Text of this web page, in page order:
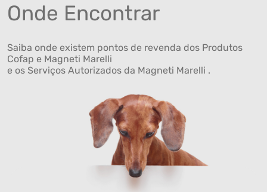
Onde Encontrar
Saiba onde existem pontos de revenda dos Produtos
Cofap e Magneti Marelli
e os Serviços Autorizados da Magneti Marelli .